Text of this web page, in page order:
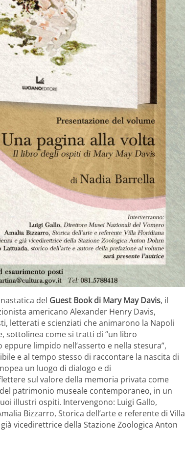
del Guest Bookdi Mary May Davis, il
americano Alexander Henry Davis,
letterati e scienziati che animarono la Napoli
sottolinea come si tratti di “un libro
limpido nell’asserto e nella stesura”,
e al tempo stesso di raccontare la nascita di
un luogo di dialogo e di
sul valore della memoria privata come
patrimonio museale contemporaneo, in un
illustri ospiti. Intervengono: Luigi Gallo,
Bizzarro, Storica dell’arte e referente di Villa
vicedirettrice della Stazione Zoologica Anton